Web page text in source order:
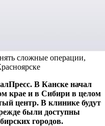
сложные операции,
В Канске начал
крае и в Сибири в целом
центр. В клинике будут
были доступны
городов.